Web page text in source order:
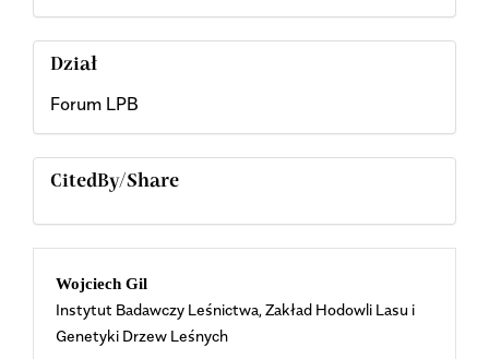
Dział
Forum LPB
CitedBy/Share
Main
Article
Wojciech Gil
Instytut Badawczy Leśnictwa, Zakład Hodowli Lasu i
Genetyki Drzew Leśnych